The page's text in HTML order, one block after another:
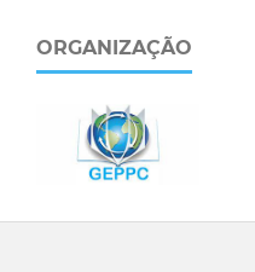
ORGANIZAÇÃO